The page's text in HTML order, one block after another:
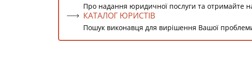
Про надання юридичної послуги та отримайте
КАТАЛОГ ЮРИСТІВ
Пошук виконавця для вирішення Вашої